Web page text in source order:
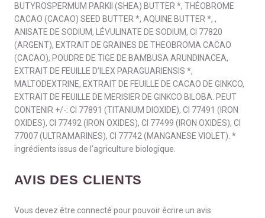
BUTYROSPERMUM PARKII (SHEA) BUTTER *, THÉOBROME
CACAO (CACAO) SEED BUTTER *, AQUINE BUTTER *, ,
ANISATE DE SODIUM, LÉVULINATE DE SODIUM, CI 77820
(ARGENT), EXTRAIT DE GRAINES DE THEOBROMA CACAO
(CACAO), POUDRE DE TIGE DE BAMBUSA ARUNDINACEA,
EXTRAIT DE FEUILLE D’ILEX PARAGUARIENSIS *,
MALTODEXTRINE, EXTRAIT DE FEUILLE DE CACAO DE GINKCO,
EXTRAIT DE FEUILLE DE MERISIER DE GINKCO BILOBA. PEUT
CONTENIR +/-: CI 77891 (TITANIUM DIOXIDE), CI 77491 (IRON
OXIDES), CI 77492 (IRON OXIDES), CI 77499 (IRON OXIDES), CI
77007 (ULTRAMARINES), CI 77742 (MANGANESE VIOLET). *
ingrédients issus de l’agriculture biologique.
AVIS DES CLIENTS
Vous devez être connecté pour pouvoir écrire un avis